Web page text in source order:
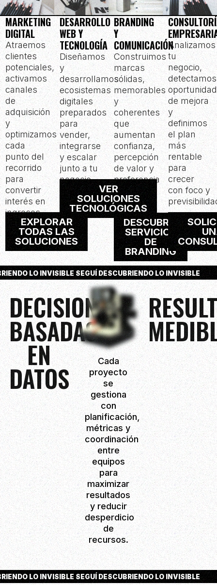
MARKETING
DIGITAL
Atraemos
clientes
potenciales,
activamos
canales
de
adquisición
y
optimizamos
cada
punto del
recorrido
para
convertir
interés en
ingresos.
EXPLORAR
TODAS LAS
SOLUCIONES
DESARROLLO
WEB Y
TECNOLOGÍA
Diseñamos
y
desarrollamos
ecosistemas
digitales
preparados
para
vender,
integrarse
y escalar
junto a tu
negocio.
VER
SOLUCIONES
TECNOLÓGICAS
BRANDING
Y
COMUNICACIÓN
Construimos
marcas
sólidas,
memorables
y
coherentes
que
aumentan
confianza,
percepción
de valor y
preferencia
de
compra.
DESCUBRIR
SERVICIOS
DE
BRANDING
Analizamos
tu
negocio,
detectamos
de mejora
y
definimos
el plan
más
rentable
para
crecer
con foco y
LO INVISIBLE SEGUÍ DESCUBRIENDO LO INVISIBLE
DECISIONES
BASADAS
EN
DATOS
Cada
proyecto
se
gestiona
con
planificación,
métricas y
coordinación
entre
equipos
para
maximizar
resultados
y reducir
desperdicio
de
recursos.
LO INVISIBLE SEGUÍ DESCUBRIENDO LO INVISIBLE